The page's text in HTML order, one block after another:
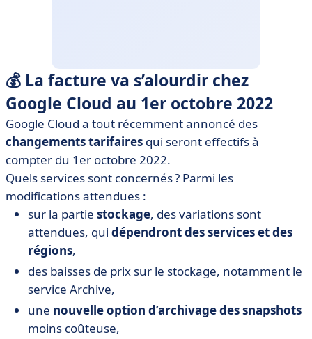
💰 La facture va s’alourdir chez
Google Cloud au 1er octobre 2022
Google Cloud a tout récemment annoncé des
changements tarifaires qui seront effectifs à
compter du 1er octobre 2022.
Quels services sont concernés ? Parmi les
modifications attendues :
sur la partie stockage, des variations sont
attendues, qui dépendront des services et des
régions,
des baisses de prix sur le stockage, notamment le
service Archive,
une nouvelle option d’archivage des snapshots
moins coûteuse,